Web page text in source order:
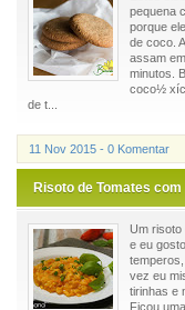
pequena
porque
de coco.
assam
minutos.
coco½
de t...
11 Nov 2015 - 0 Komentar
Risoto de Tomates
Um
e eu
vez eu
tirinhas e
Ficou